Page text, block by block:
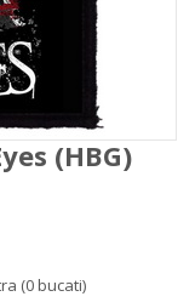
(HBG)
(0 bucati)